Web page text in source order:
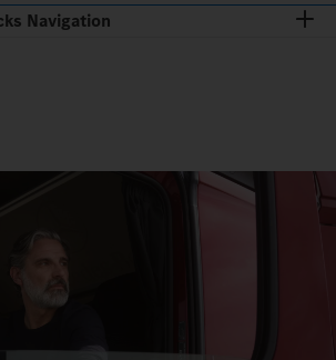
Navigation